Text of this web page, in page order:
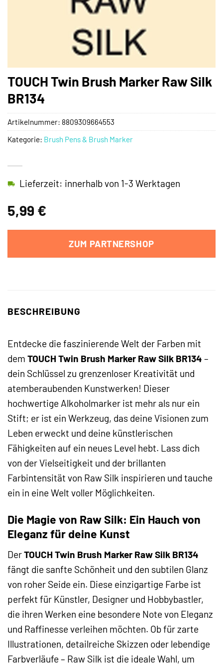
TOUCH Twin Brush Marker Raw Silk
BR134
5,99 €
Lieferzeit: innerhalb von 1-3 Werktagen
ZUM PARTNERSHOP
Artikelnummer: 8809309664553
Kategorie: Brush Pens & Brush Marker
BESCHREIBUNG
Entdecke die faszinierende Welt der Farben mit
dem TOUCH Twin Brush Marker Raw Silk BR134 –
dein Schlüssel zu grenzenloser Kreativität und
atemberaubenden Kunstwerken! Dieser
hochwertige Alkoholmarker ist mehr als nur ein
Stift; er ist ein Werkzeug, das deine Visionen zum
Leben erweckt und deine künstlerischen
Fähigkeiten auf ein neues Level hebt. Lass dich
von der Vielseitigkeit und der brillanten
Farbintensität von Raw Silk inspirieren und tauche
ein in eine Welt voller Möglichkeiten.
Die Magie von Raw Silk: Ein Hauch von
Eleganz für deine Kunst
DerTOUCH Twin Brush Marker Raw Silk BR134
fängt die sanfte Schönheit und den subtilen Glanz
von roher Seide ein. Diese einzigartige Farbe ist
perfekt für Künstler, Designer und Hobbybastler,
die ihren Werken eine besondere Note von Eleganz
und Raffinesse verleihen möchten. Ob für zarte
Illustrationen, detailreiche Skizzen oder lebendige
Farbverläufe – Raw Silk ist die ideale Wahl, um